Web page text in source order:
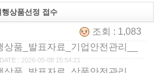
상품선정 접수
조회 : 1,083
품_발표자료_기업안전관리__
: 2026-05-08 15:54:21